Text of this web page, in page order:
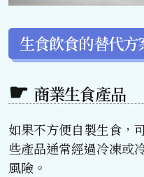
生食飲食的替代方
商業生食產品
如果不方便自製生食，
些產品通常經過冷凍或
風險。